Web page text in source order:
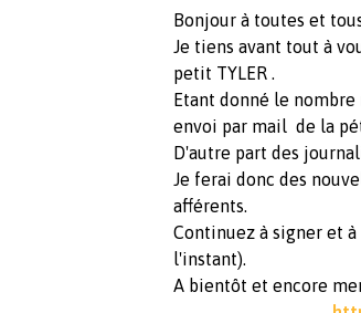
Bonjour à toutes et
Je tiens avant tout à
petit TYLER .
Etant donné le
envoi par mail de la
D'autre part des
Je ferai donc des
afférents.
Continuez à signer et
l'instant).
A bientôt et encore